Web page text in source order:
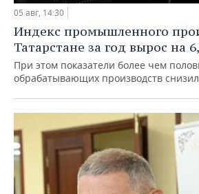
05 авг, 14:30
Индекс промышленного
Татарстане за год вырос на
При этом показатели более чем
обрабатывающих производств